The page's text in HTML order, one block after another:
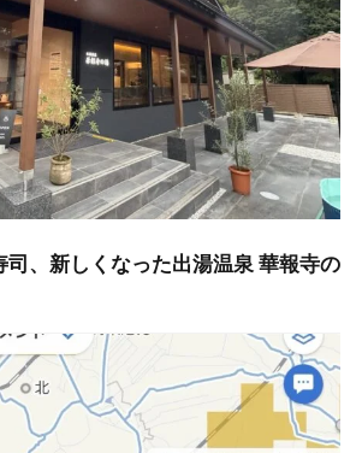
司、新しくなった出湯温泉 華報寺の